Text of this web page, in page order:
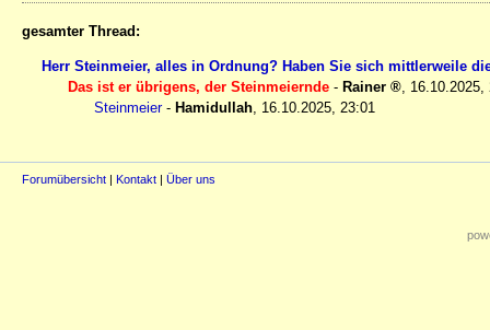
gesamter Thread:
Herr Steinmeier, alles in Ordnung? Haben Sie sich mittlerweile
Das ist er übrigens, der Steinmeiernde - Rainer , 16.10.2025,
Steinmeier- Hamidullah, 16.10.2025, 23:01
Forumübersicht | Kontakt | Über uns